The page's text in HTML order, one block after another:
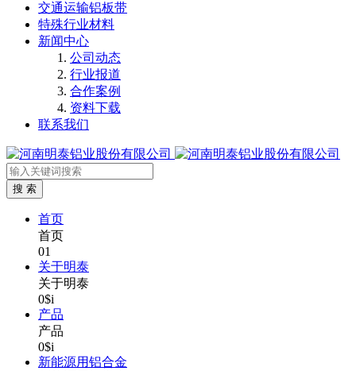
交通运输铝板带
特殊行业材料
新闻中心
公司动态
行业报道
合作案例
资料下载
联系我们
首页
首页
01
关于明泰
关于明泰
0$i
产品
产品
0$i
新能源用铝合金